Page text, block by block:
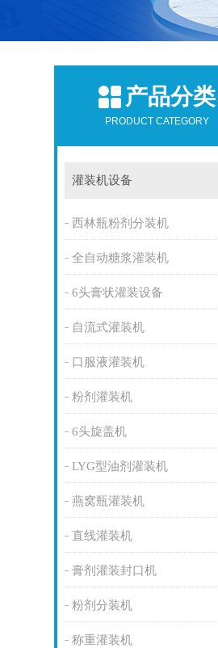
产品分类
PRODUCT CATEGORY
灌装机设备
西林瓶粉剂分装机
全自动糖浆灌装机
6头膏状灌装设备
自流式灌装机
口服液灌装机
粉剂灌装机
6头旋盖机
LYG型油剂灌装机
燕窝瓶灌装机
直线灌装机
膏剂灌装封口机
粉剂分装机
称重灌装机